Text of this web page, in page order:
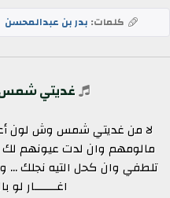
كلمات: بدر بن عبدالمحسن
غديتي
لا من غديتي شمس وش لون
مالومهم وان لدت عيونهم لك
تلطفي وان كحل التيه نجلك
اغـــــــار